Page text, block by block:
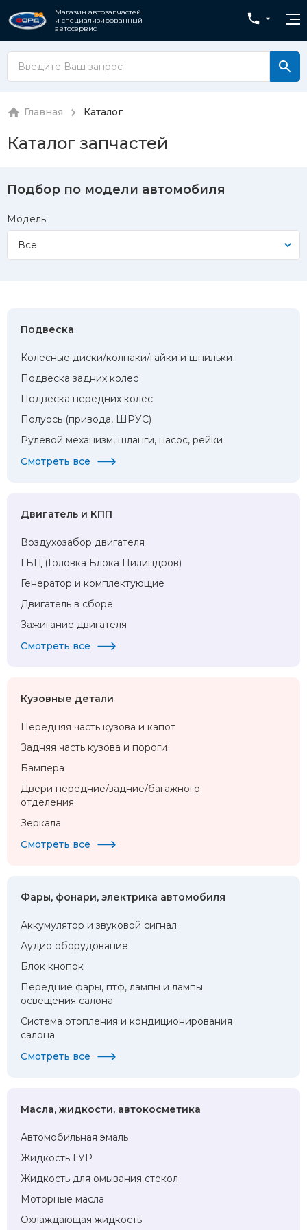
Магазин автозапчастей
и специализированный
автосервис
Главная Каталог
Каталог запчастей
Подбор по модели автомобиля
Модель:
Все
Подвеска
Колесные диски/колпаки/гайки и шпильки
Подвеска задних колес
Подвеска передних колес
Полуось (привода, ШРУС)
Рулевой механизм, шланги, насос, рейки
Смотреть все
Двигатель и КПП
Воздухозабор двигателя
ГБЦ (Головка Блока Цилиндров)
Генератор и комплектующие
Двигатель в сборе
Зажигание двигателя
Смотреть все
Кузовные детали
Передняя часть кузова и капот
Задняя часть кузова и пороги
Бампера
Двери передние/задние/багажного
отделения
Зеркала
Смотреть все
Фары, фонари, электрика автомобиля
Аккумулятор и звуковой сигнал
Аудио оборудование
Блок кнопок
Передние фары, птф, лампы и лампы
освещения салона
Система отопления и кондиционирования
салона
Смотреть все
Масла, жидкости, автокосметика
Автомобильная эмаль
Жидкость ГУР
Жидкость для омывания стекол
Моторные масла
Охлаждающая жидкость